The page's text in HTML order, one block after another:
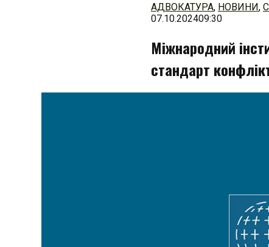
АДВОКАТУРА, НОВИНИ,
07.10.202409:30
Міжнародний
стандарт